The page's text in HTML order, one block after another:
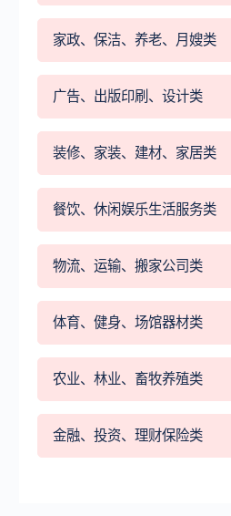
家政、保洁、养老、月嫂类
广告、出版印刷、设计类
装修、家装、建材、家居类
餐饮、休闲娱乐生活服务类
物流、运输、搬家公司类
体育、健身、场馆器材类
农业、林业、畜牧养殖类
金融、投资、理财保险类